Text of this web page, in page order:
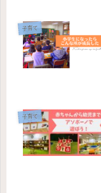
子育て
子育て